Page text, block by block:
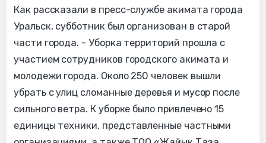
Как рассказали в пресс-службе акимата города
Уральск, субботник был организован в старой
части города. - Уборка территорий прошла с
участием сотрудников городского акимата и
молодежи города. Около 250 человек вышли
убрать с улиц сломанные деревья и мусор после
сильного ветра. К уборке было привлечено 15
единицы техники, представленные частными